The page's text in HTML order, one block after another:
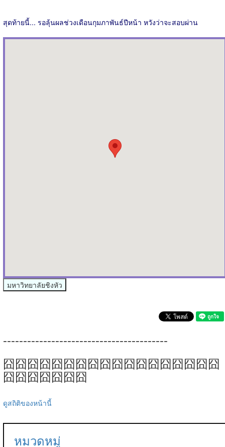
สุดท้ายนี้... รอลุ้นผลช่วงเดือนกุมภาพันธ์ปีหน้า หวังว่าจะสอบผ่าน
มหาวิทยาลัยชิงหัว
-----------------------------------------
囧囧囧囧囧囧囧囧囧囧囧囧囧囧囧囧囧囧
囧囧囧囧囧囧囧
ดูสถิติของหน้านี้
หมวดหมู่